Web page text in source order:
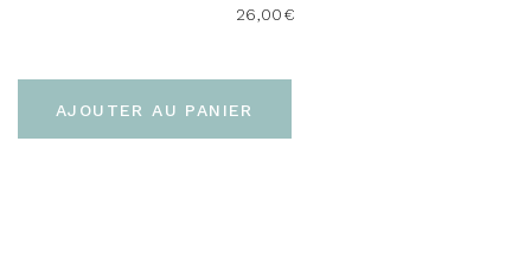
26,00€
AJOUTER AU PANIER